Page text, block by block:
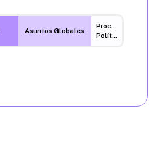
Asuntos Globales
Procesos
Políticos